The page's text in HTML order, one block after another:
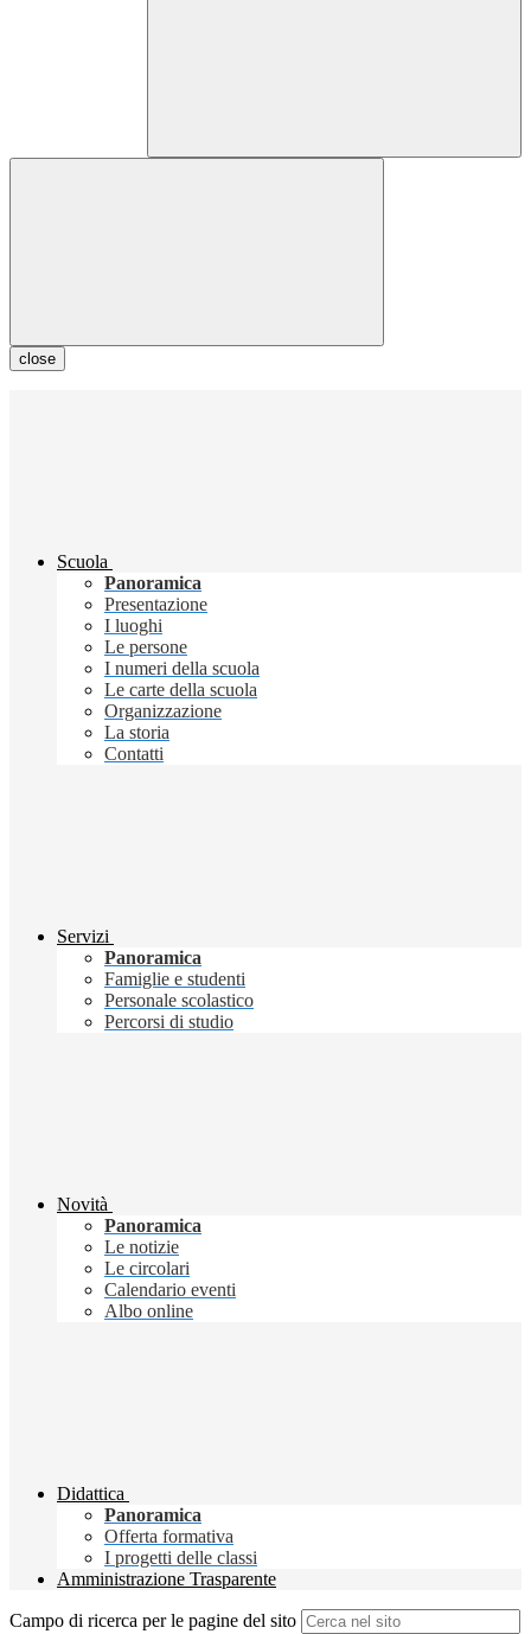
close
Scuola
Panoramica
Presentazione
I luoghi
Le persone
I numeri della scuola
Le carte della scuola
Organizzazione
La storia
Contatti
Servizi
Panoramica
Famiglie e studenti
Personale scolastico
Percorsi di studio
Novità
Panoramica
Le notizie
Le circolari
Calendario eventi
Albo online
Didattica
Panoramica
Offerta formativa
I progetti delle classi
Amministrazione Trasparente
Campo di ricerca per le pagine del sito